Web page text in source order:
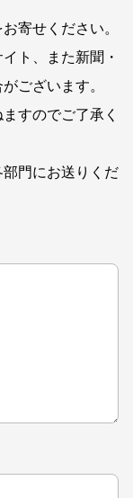
寄せください。
ト、また新聞・
ございます。
すのでご了承く
部門にお送りくだ